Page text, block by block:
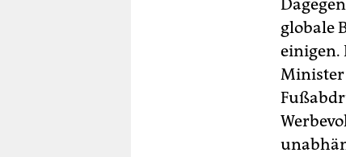
globale
einigen.
Minister